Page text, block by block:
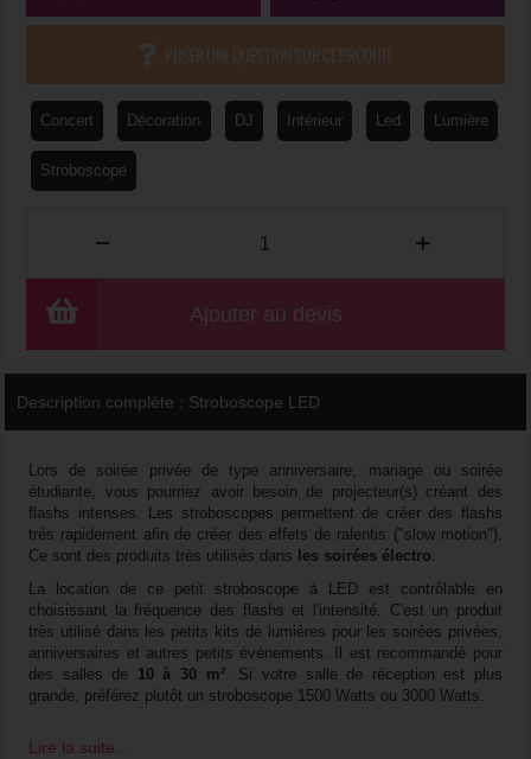
POSER UNE QUESTION SUR CE PRODUIT
Concert Décoration DJ Intérieur Led Lumière
Stroboscope
Ajouter au devis
Description complète : Stroboscope LED
Lors de soirée privée de type anniversaire, mariage ou soirée
étudiante, vous pourriez avoir besoin de projecteur(s) créant des
flashs intenses. Les stroboscopes permettent de créer des flashs
très rapidement afin de créer des effets de ralentis ("slow motion").
Ce sont des produits très utilisés dans
les soirées électro.
La location de ce petit stroboscope à LED est contrôlable en
choisissant la fréquence des flashs et l'intensité. C'est un produit
très utilisé dans les petits kits de lumières pour les soirées privées,
anniversaires et autres petits événements. Il est recommandé pour
des salles de 10 à 30 m². Si votre salle de réception est plus
grande, préférez plutôt un stroboscope 1500 Watts ou 3000 Watts.
Lire la suite...